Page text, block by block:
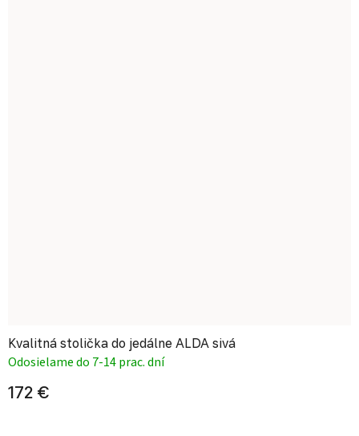
Kvalitná stolička do jedálne ALDA sivá
Odosielame do 7-14 prac. dní
172 €